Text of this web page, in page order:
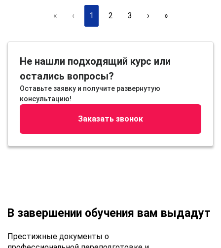
« ‹ 1 2 3 › »
Не нашли подходящий курс или
остались вопросы?
Оставьте заявку и получите развернутую
консультацию!
Заказать звонок
В завершении обучения вам выдадут
Престижные документы о